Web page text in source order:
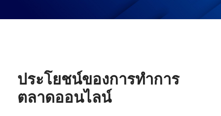
ประโยชน์ของการทำการ
ตลาดออนไลน์